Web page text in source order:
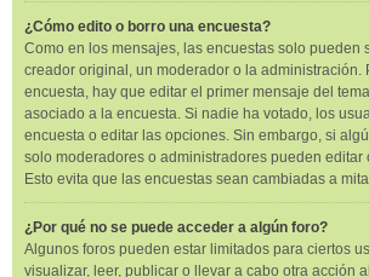
¿Cómo edito o borro una encuesta?
Como en los mensajes, las encuestas solo pueden
creador original, un moderador o la administración.
encuesta, hay que editar el primer mensaje del
asociado a la encuesta. Si nadie ha votado, los
encuesta o editar las opciones. Sin embargo, si
solo moderadores o administradores pueden editar
Esto evita que las encuestas sean cambiadas a
¿Por qué no se puede acceder a algún foro?
Algunos foros pueden estar limitados para ciertos
visualizar, leer, publicar o llevar a cabo otra acción